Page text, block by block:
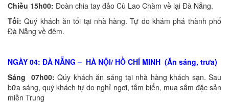
Chiều 15h00: Đoàn chia tay đảo Cù Lao Chàm về lại Đà Nẵng.
Tối: Quý khách ăn tối tại nhà hàng. Tự do khám phá thành phố
Đà Nẵng về đêm.
NGÀY 04: ĐÀ NẴNG – HÀ NỘI/ HỒ CHÍ MINH (Ăn sáng, trưa)
Sáng 07h00: Qúy khách ăn sáng tại nhà hàng khách sạn. Sau
bữa sáng, quý khách tự do nghỉ ngơi, tắm biển, mua sắm đặc sản
miền Trung